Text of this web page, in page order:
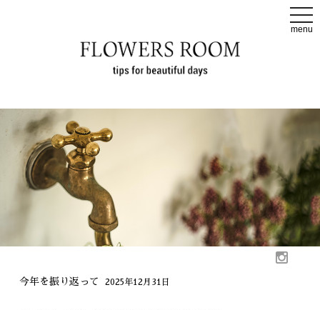
t
o
g
i
o
menu
今年を振り返って 2025年12月31日